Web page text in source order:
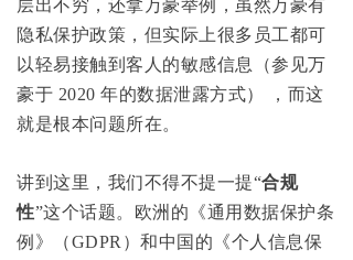
层出不穷，还拿万豪举例，虽然万豪有
隐私保护政策，但实际上很多员工都可
以轻易接触到客人的敏感信息（参见万
豪于 2020 年的数据泄露方式） ，而这
就是根本问题所在。
讲到这里，我们不得不提一提“合规
性”这个话题。欧洲的《通用数据保护条
例》（GDPR）和中国的《个人信息保